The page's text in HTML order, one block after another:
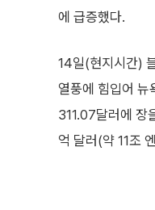
에 급증했다.
14일(현지시간)
열풍에 힘입어
311.07달러에 장
억 달러(약 11조